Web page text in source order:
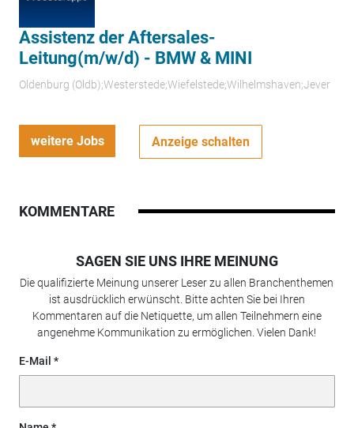
Assistenz der Aftersales-
Leitung(m/w/d) - BMW & MINI
Oldenburg (Oldb);Westerstede;Wiefelstede;Wilhelmshaven;Jever
weitere Jobs Anzeige schalten
KOMMENTARE
SAGEN SIE UNS IHRE MEINUNG
Die qualifizierte Meinung unserer Leser zu allen Branchenthemen
ist ausdrücklich erwünscht. Bitte achten Sie bei Ihren
Kommentaren auf die Netiquette, um allen Teilnehmern eine
angenehme Kommunikation zu ermöglichen. Vielen Dank!
E-Mail